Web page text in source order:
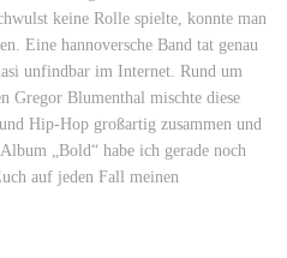
keine Rolle spielte, konnte man
Eine hannoversche Band tat genau
unfindbar im Internet. Rund um
Gregor Blumenthal mischte diese
Hip-Hop großartig zusammen und
„Bold“ habe ich gerade noch
auf jeden Fall meinen